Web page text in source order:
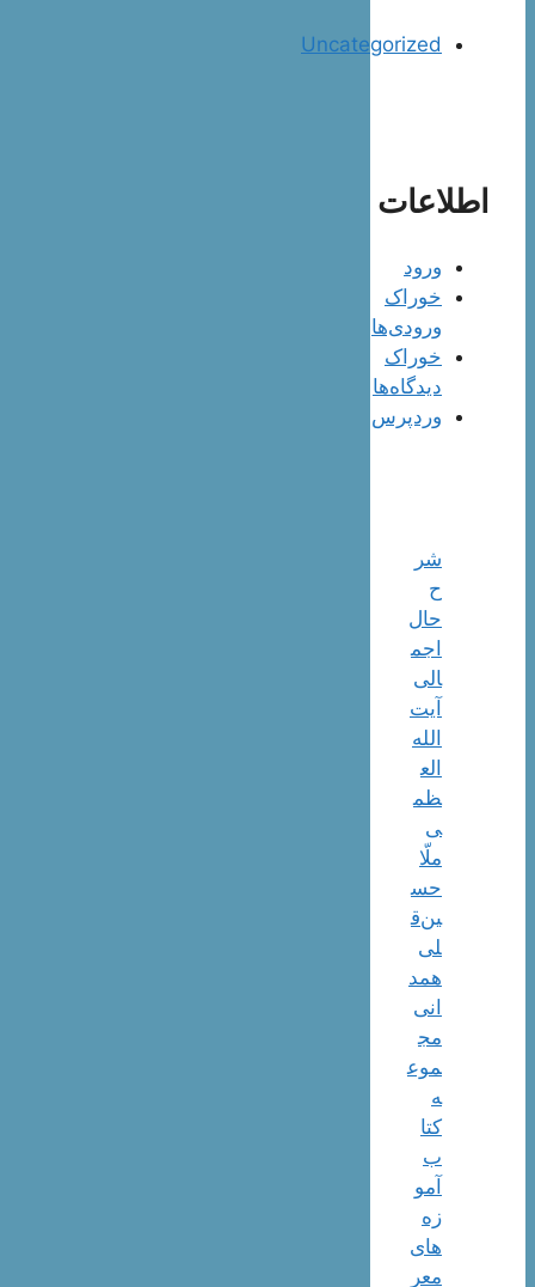
Uncategorized
اطلاعات
ورود
خوراک
ورودی‌ها
خوراک
دیدگاه‌ها
وردپرس
شر
ح
حال
اجم
الی
آیت‌
الله‌
الع
ظم
ی
ملّا
حس
ین‌ق
لی
همد
انی
مج
موع
ه
کتا
ب
آمو
زه
های
معر